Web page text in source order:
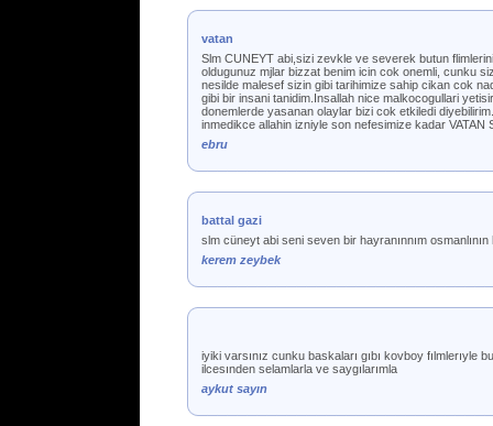
vatan
Slm CUNEYT abi,sizi zevkle ve severek butun
oldugunuz mjlar bizzat benim icin cok onemli, cunku
nesilde malesef sizin gibi tarihimize sahip cikan cok
gibi bir insani tanidim.Insallah nice malkocogullari
donemlerde yasanan olaylar bizi cok etkiledi
inmedikce allahin izniyle son nefesimize kadar
ebru
battal gazi
slm cüneyt abi seni seven bir hayranınnım
kerem zeybek
iyiki varsınız cunku baskaları gıbı kovboy fılmlerıyle
ilcesınden selamlarla ve saygılarımla
aykut sayın